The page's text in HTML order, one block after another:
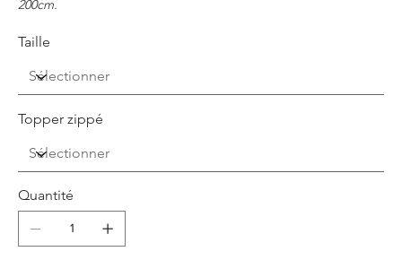
200cm.
Taille
Topper zippé
Quantité